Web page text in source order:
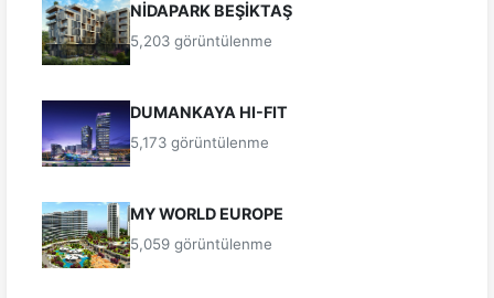
NİDAPARK BEŞİKTAŞ
5,203 görüntülenme
DUMANKAYA HI-FIT
5,173 görüntülenme
MY WORLD EUROPE
5,059 görüntülenme